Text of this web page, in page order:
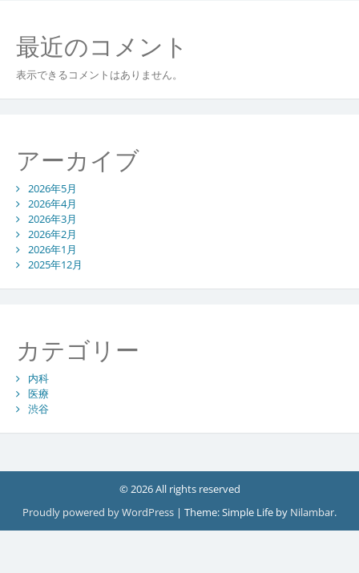
新
し
い
最近のコメント
表示できるコメントはありません。
アーカイブ
2026年5月
2026年4月
2026年3月
2026年2月
2026年1月
2025年12月
カテゴリー
内科
医療
渋谷
© 2026 All rights reserved
Proudly powered by WordPress | Theme: Simple Life by Nilambar.